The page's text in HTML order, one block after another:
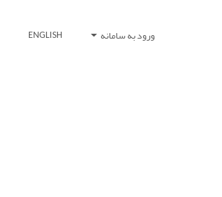
ورود به سامانه ENGLISH